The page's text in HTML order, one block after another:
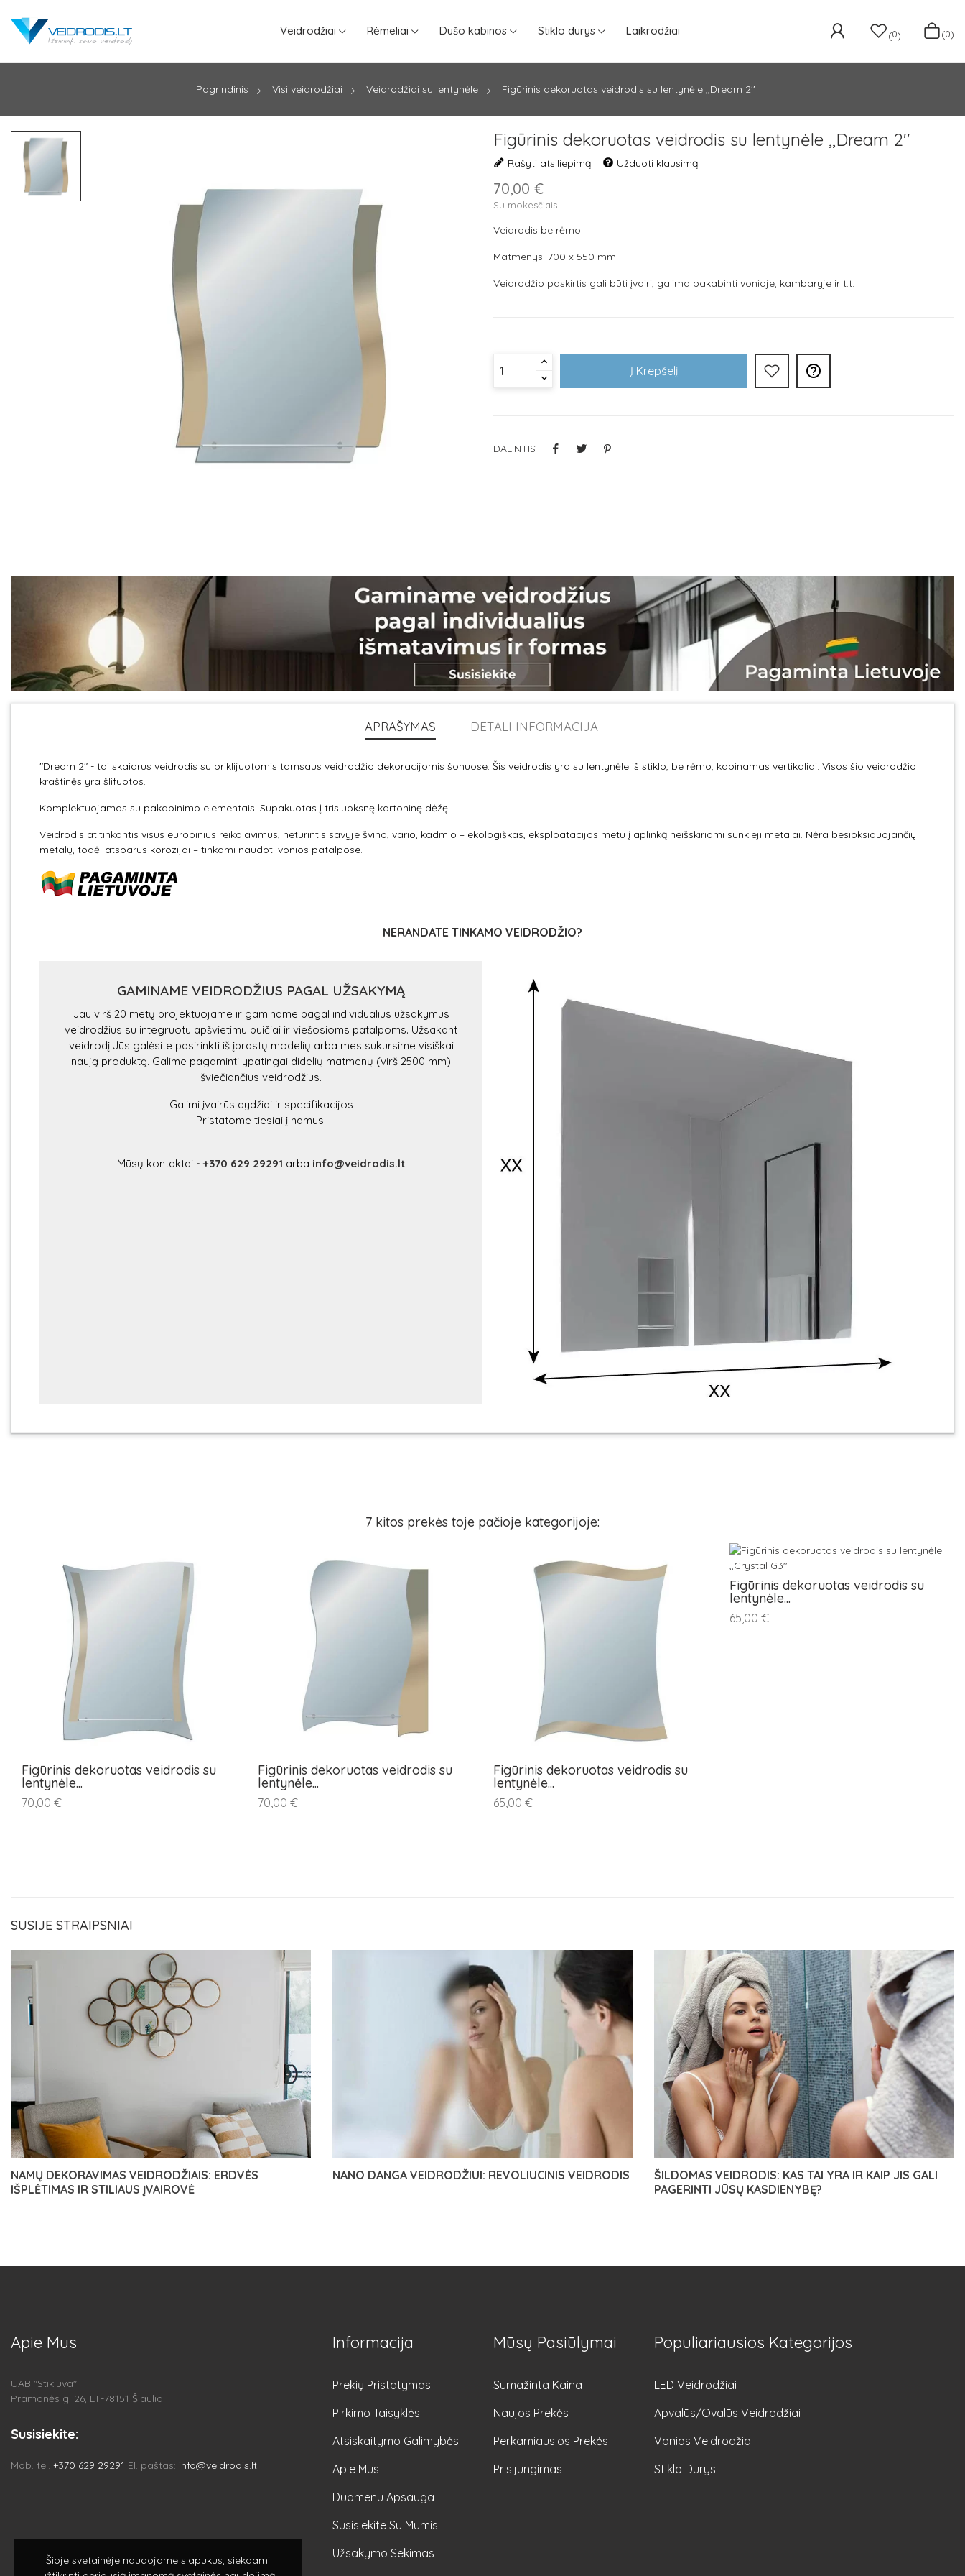
Veidrodžiai Rėmeliai Dušo kabinos Stiklo durys Laikrodžiai (0) (0)
Pagrindinis Visi veidrodžiai Veidrodžiai su lentynėle Figūrinis dekoruotas veidrodis su lentynėle ,,Dream 2''
Figūrinis dekoruotas veidrodis su lentynėle ,,Dream 2''
Rašyti atsiliepimą Užduoti klausimą
70,00 €
Su mokesčiais
Veidrodis be rėmo
Matmenys: 700 x 550 mm
Veidrodžio paskirtis gali būti įvairi, galima pakabinti vonioje, kambaryje ir t.t.
Į Krepšelį 
DALINTIS
APRAŠYMAS DETALI INFORMACIJA
"Dream 2" - tai skaidrus veidrodis su priklijuotomis tamsaus veidrodžio dekoracijomis šonuose. Šis veidrodis yra su lentynėle iš stiklo, be rėmo, kabinamas vertikaliai. Visos šio veidrodžio
kraštinės yra šlifuotos.
Komplektuojamas su pakabinimo elementais. Supakuotas į trisluoksnę kartoninę dėžę.
Veidrodis atitinkantis visus europinius reikalavimus, neturintis savyje švino, vario, kadmio – ekologiškas, eksploatacijos metu į aplinką neišskiriami sunkieji metalai. Nėra besioksiduojančių
metalų, todėl atsparūs korozijai – tinkami naudoti vonios patalpose.
NERANDATE TINKAMO VEIDRODŽIO?
GAMINAME VEIDRODŽIUS PAGAL UŽSAKYMĄ
Jau virš 20 metų projektuojame ir gaminame pagal individualius užsakymus
veidrodžius su integruotu apšvietimu buičiai ir viešosioms patalpoms. Užsakant
veidrodį Jūs galėsite pasirinkti iš įprastų modelių arba mes sukursime visiškai
naują produktą. Galime pagaminti ypatingai didelių matmenų (virš 2500 mm)
šviečiančius veidrodžius.
Galimi įvairūs dydžiai ir specifikacijos
Pristatome tiesiai į namus.
Mūsų kontaktai -+370 629 29291 arba info@veidrodis.lt
7 kitos prekės toje pačioje kategorijoje:
Figūrinis dekoruotas veidrodis su
lentynėle...
70,00 €
Figūrinis dekoruotas veidrodis su
lentynėle...
70,00 €
Figūrinis dekoruotas veidrodis su
lentynėle...
65,00 €
Figūrinis dekoruotas veidrodis su
lentynėle...
65,00 €
SUSIJE STRAIPSNIAI
NAMŲ DEKORAVIMAS VEIDRODŽIAIS: ERDVĖS
IŠPLĖTIMAS IR STILIAUS ĮVAIROVĖ
NANO DANGA VEIDRODŽIUI: REVOLIUCINIS VEIDRODIS
ŠILDOMAS VEIDRODIS: KAS TAI YRA IR KAIP JIS GALI
PAGERINTI JŪSŲ KASDIENYBĘ?
Apie Mus
UAB "Stikluva"
Pramonės g. 26, LT-78151 Šiauliai
Susisiekite:
Mob. tel. +370 629 29291 El. paštas: info@veidrodis.lt
Informacija
Prekių Pristatymas
Pirkimo Taisyklės
Atsiskaitymo Galimybės
Apie Mus
Duomenu Apsauga
Susisiekite Su Mumis
Užsakymo Sekimas
Mūsų Pasiūlymai
Sumažinta Kaina
Naujos Prekės
Perkamiausios Prekės
Prisijungimas
Populiariausios Kategorijos
LED Veidrodžiai
Apvalūs/Ovalūs Veidrodžiai
Vonios Veidrodžiai
Stiklo Durys
Šioje svetainėje naudojame slapukus, siekdami